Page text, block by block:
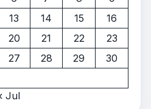
13 14 15
16
20 21 22
23
27 28 29
30
Jul